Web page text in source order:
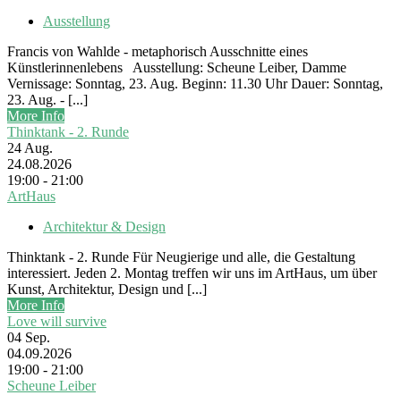
Ausstellung
Francis von Wahlde - metaphorisch Ausschnitte eines
Künstlerinnenlebens Ausstellung: Scheune Leiber, Damme
Vernissage: Sonntag, 23. Aug. Beginn: 11.30 Uhr Dauer: Sonntag,
23. Aug. - [...]
More Info
Thinktank - 2. Runde
24 Aug.
24.08.2026
19:00 - 21:00
ArtHaus
Architektur & Design
Thinktank - 2. Runde Für Neugierige und alle, die Gestaltung
interessiert. Jeden 2. Montag treffen wir uns im ArtHaus, um über
Kunst, Architektur, Design und [...]
More Info
Love will survive
04 Sep.
04.09.2026
19:00 - 21:00
Scheune Leiber